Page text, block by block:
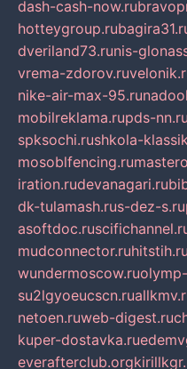
dash-cash-now.ru
hotteygroup.ru
dveriland73.runis-
vrema-zdorov.ru
nike-air-max-95.ru
mobilreklama.rupds-nn.ru
spksochi.rushkola-
mosoblfencing.ru
iration.rudevanagari.ru
dk-tulamash.rus-dez-s.ru
asoftdoc.ru
mudconnector.ruhitstih.ru
wundermoscow.ru
su2lgyoeucscn.ru
netoen.ruweb-digest.ru
kuper-dostavka.ru
everafterclub.org